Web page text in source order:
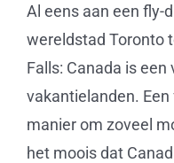
Al eens aan een fly-
wereldstad Toronto
Falls: Canada is
vakantielanden.
manier om zoveel
het moois dat